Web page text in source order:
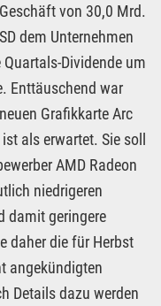
von 30,0 Mrd.
dem Unternehmen
Dividende um
Enttäuschend war
Grafikkarte Arc
als erwartet. Sie soll
AMD Radeon
niedrigeren
damit geringere
daher die für Herbst
angekündigten
Details dazu werden